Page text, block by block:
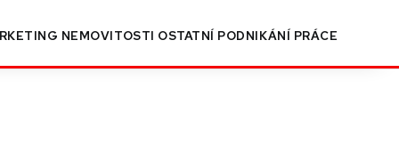
NEMOVITOSTI OSTATNÍ PODNIKÁNÍ PRÁCE